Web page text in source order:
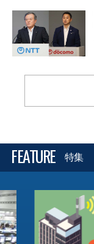
FEATURE 特集